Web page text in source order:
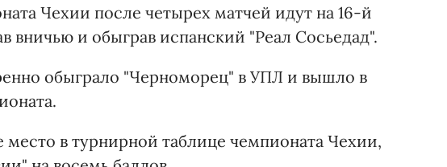
Чехии после четырех матчей идут на 16-й
вничью и обыграв испанский "Реал Сосьедад".
обыграло "Черноморец" в УПЛ и вышло в
место в турнирной таблице чемпионата Чехии,